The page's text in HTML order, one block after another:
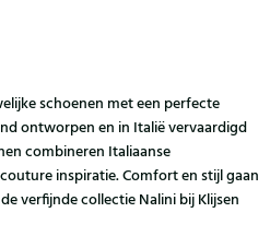
schoenen met een perfecte
ontworpen en in Italië vervaardigd
combineren Italiaanse
inspiratie. Comfort en stijl gaan
verfijnde collectie Nalini bij Klijsen